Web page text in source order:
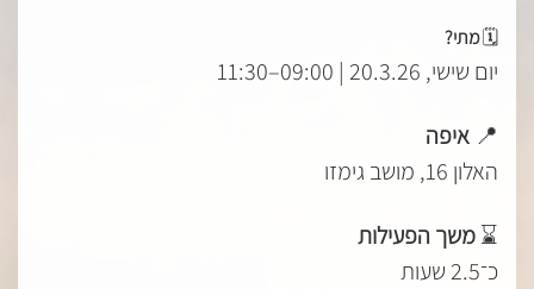
🗓️מתי?
יום שישי, 20.3.26 | 09:00–11:30
📍איפה
האלון 16, מושב גימזו
⌛משך הפעילות
כ־2.5 שעות